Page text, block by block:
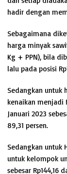
hadir dengan
Sebagaimana
harga minyak
Kg + PPN), bila
lalu pada posisi
Sedangkan untuk
kenaikan menjadi
Januari 2023
89,31 persen.
Sedangkan untuk
untuk kelompok
sebesar Rp144,16